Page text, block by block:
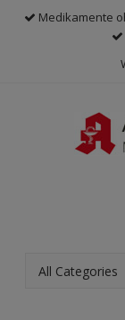
Medikamente